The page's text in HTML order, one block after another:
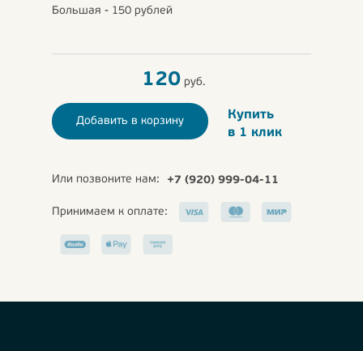
Большая - 150 рублей
120руб.
Добавить в корзину
Купить
в 1 клик
Или позвоните нам: +7 (920) 999-04-11
Принимаем к оплате: